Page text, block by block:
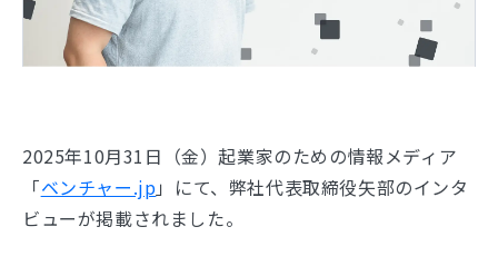
2025年10月31日（金）起業家のための情報メディア
「ベンチャー.jp」にて、弊社代表取締役矢部のインタ
ビューが掲載されました。